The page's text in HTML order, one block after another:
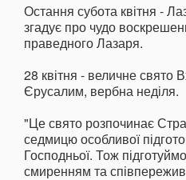
Остання субота квітня -
згадує про чудо
праведного Лазаря.
28 квітня - величне свято
Єрусалим, вербна неділя.
"Це свято розпочинає
седмицю особливої
Господньої. Тож
смиренням та